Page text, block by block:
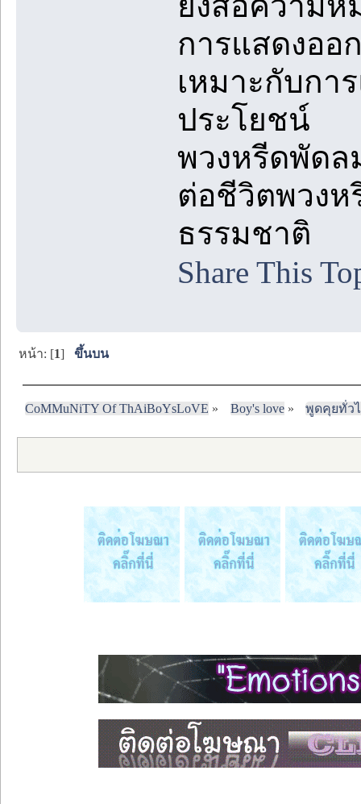
การแสดงออ
เหมาะกับกา
ประโยชน์
พวงหรีดพัดล
ต่อชีวิตพวงห
ธรรมชาติ
Share This
หน้า: [1]ขึ้นบน
CoMMuNiTY Of ThAiBoYsLoVE » Boy's love» พูดคุยทั่ว